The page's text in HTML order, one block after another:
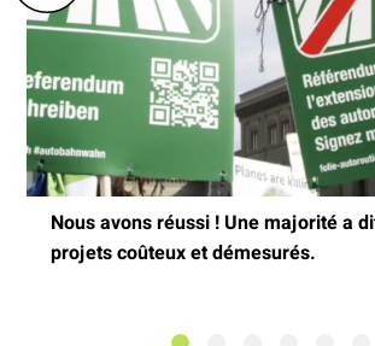
Nous avons réussi ! Une majorité a
projets coûteux et démesurés.